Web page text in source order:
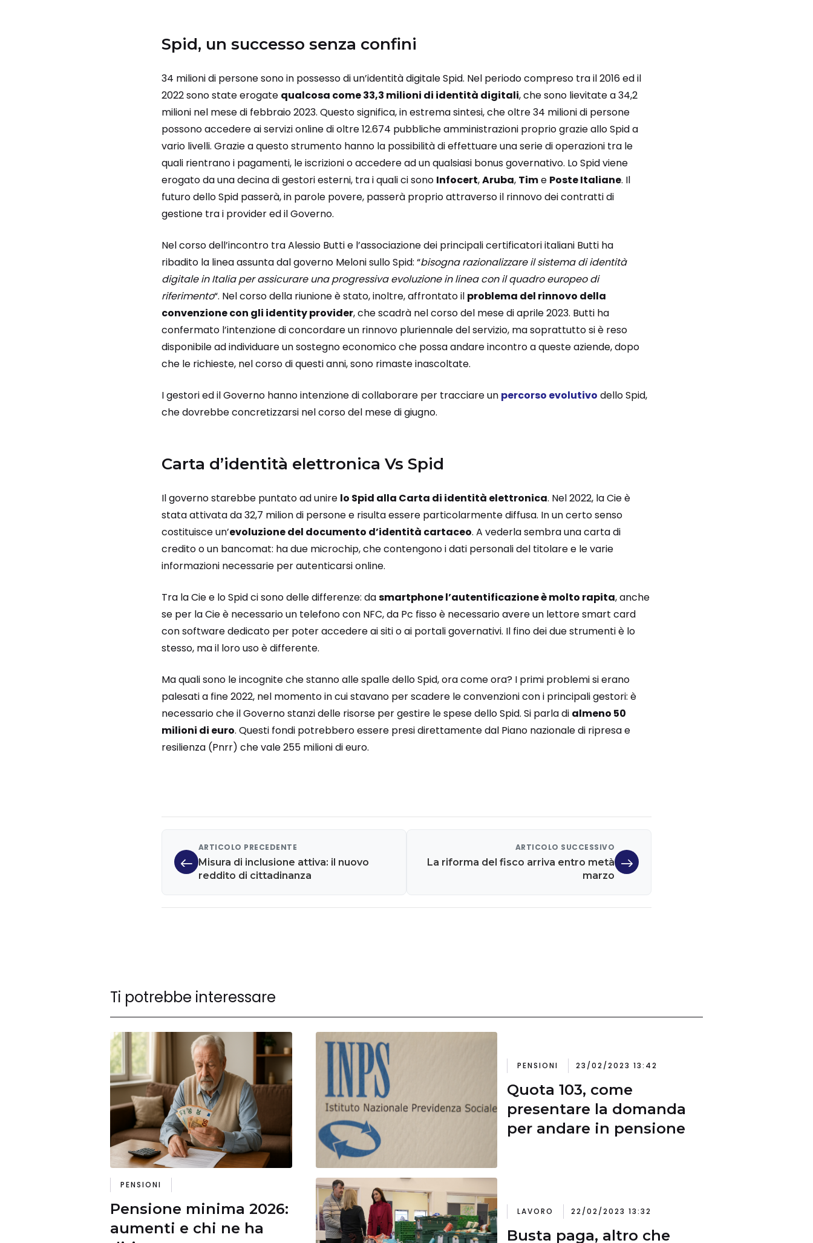
Spid, un successo senza confini
34 milioni di persone sono in possesso di un’identità digitale Spid. Nel periodo compreso tra il 2016 ed il
2022 sono state erogate qualcosa come 33,3 milioni di identità digitali, che sono lievitate a 34,2
milioni nel mese di febbraio 2023. Questo significa, in estrema sintesi, che oltre 34 milioni di persone
possono accedere ai servizi online di oltre 12.674 pubbliche amministrazioni proprio grazie allo Spid a
vario livelli. Grazie a questo strumento hanno la possibilità di effettuare una serie di operazioni tra le
quali rientrano i pagamenti, le iscrizioni o accedere ad un qualsiasi bonus governativo. Lo Spid viene
erogato da una decina di gestori esterni, tra i quali ci sono Infocert,Aruba, Time Poste Italiane. Il
futuro dello Spid passerà, in parole povere, passerà proprio attraverso il rinnovo dei contratti di
gestione tra i provider ed il Governo.
Nel corso dell’incontro tra Alessio Butti e l’associazione dei principali certificatori italiani Butti ha
ribadito la linea assunta dal governo Meloni sullo Spid: “bisogna razionalizzare il sistema di identità
digitale in Italia per assicurare una progressiva evoluzione in linea con il quadro europeo di
riferimento“. Nel corso della riunione è stato, inoltre, affrontato il problema del rinnovo della
convenzione con gli identity provider, che scadrà nel corso del mese di aprile 2023. Butti ha
confermato l’intenzione di concordare un rinnovo pluriennale del servizio, ma soprattutto si è reso
disponibile ad individuare un sostegno economico che possa andare incontro a queste aziende, dopo
che le richieste, nel corso di questi anni, sono rimaste inascoltate.
I gestori ed il Governo hanno intenzione di collaborare per tracciare un percorso evolutivo dello Spid,
che dovrebbe concretizzarsi nel corso del mese di giugno.
Carta d’identità elettronica Vs Spid
Il governo starebbe puntato ad unire lo Spid alla Carta di identità elettronica. Nel 2022, la Cie è
stata attivata da 32,7 milion di persone e risulta essere particolarmente diffusa. In un certo senso
costituisce un’evoluzione del documento d’identità cartaceo. A vederla sembra una carta di
credito o un bancomat: ha due microchip, che contengono i dati personali del titolare e le varie
informazioni necessarie per autenticarsi online.
Tra la Cie e lo Spid ci sono delle differenze: dasmartphone l’autentificazione è molto rapita, anche
se per la Cie è necessario un telefono con NFC, da Pc fisso è necessario avere un lettore smart card
con software dedicato per poter accedere ai siti o ai portali governativi. Il fino dei due strumenti è lo
stesso, ma il loro uso è differente.
Ma quali sono le incognite che stanno alle spalle dello Spid, ora come ora? I primi problemi si erano
palesati a fine 2022, nel momento in cui stavano per scadere le convenzioni con i principali gestori: è
necessario che il Governo stanzi delle risorse per gestire le spese dello Spid. Si parla di almeno 50
milioni di euro. Questi fondi potrebbero essere presi direttamente dal Piano nazionale di ripresa e
resilienza (Pnrr) che vale 255 milioni di euro.
ARTICOLO PRECEDENTE
Misura di inclusione attiva: il nuovo
reddito di cittadinanza
ARTICOLO SUCCESSIVO
La riforma del fisco arriva entro metà
marzo
Ti potrebbe interessare
PENSIONI
Pensione minima 2026:
aumenti e chi ne ha
PENSIONI 23/02/2023 13:42
Quota 103, come
presentare la domanda
per andare in pensione
LAVORO 22/02/2023 13:32
Busta paga, altro che